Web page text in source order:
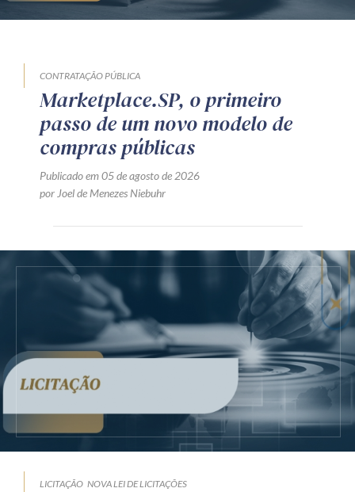
CONTRATAÇÃO PÚBLICA
Marketplace.SP, o primeiro
passo de um novo modelo de
compras públicas
Publicado em 05 de agosto de 2026
por Joel de Menezes Niebuhr
LICITAÇÃO NOVA LEI DE LICITAÇÕES